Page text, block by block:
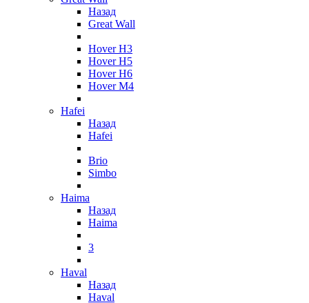
Назад
Great Wall
Hover H3
Hover H5
Hover H6
Hover M4
Hafei
Назад
Hafei
Brio
Simbo
Haima
Назад
Haima
3
Haval
Назад
Haval